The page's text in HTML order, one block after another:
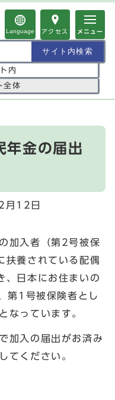
Language アクセス メニュー
内
全体
年金の届出
月12日
加入者（第2号被保
扶養されている配偶
、日本にお住まいの
第1号被保険者とし
なっています。
加入の届出がお済み
てください。